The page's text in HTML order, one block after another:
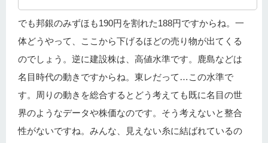
でも邦銀のみずほも190円を割れた188円ですからね。一
体どうやって、ここから下げるほどの売り物が出てくる
のでしょう。逆に建設株は、高値水準です。鹿島などは
名目時代の動きですからね。東レだって…この水準で
す。周りの動きを総合するとどう考えても既に名目の世
界のようなデータや株価なのです。そう考えないと整合
性がないですね。みんな、見えない糸に結ばれているの